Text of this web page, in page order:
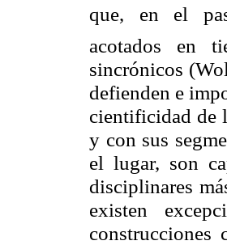
que, en el
acotados en
sincrónicos
defienden e
cientificidad de
y con sus
el lugar, son
disciplinares
existen
construcciones